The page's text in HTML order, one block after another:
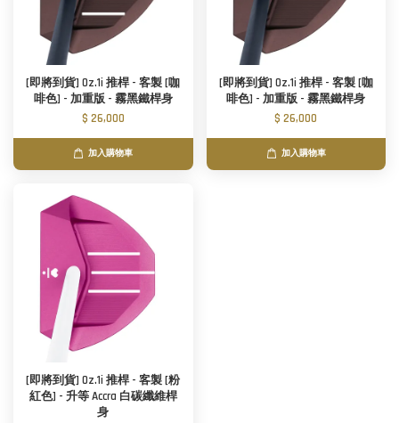
[即將到貨] Oz.1i 推桿 - 客製 [咖
啡色] - 加重版 - 霧黑鐵桿身
$ 26,000
加入購物車
[即將到貨] Oz.1i 推桿 - 客製 [咖
啡色] - 加重版 - 霧黑鐵桿身
$ 26,000
加入購物車
[即將到貨] Oz.1i 推桿 - 客製 [粉
紅色] - 升等 Accra 白碳纖維桿
身